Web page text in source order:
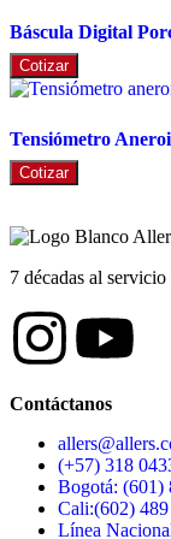
Báscula Digital
Cotizar
Tensiómetro
Cotizar
7 décadas al
Contáctanos
(+57) 318
Bogotá: (601)
Cali:(602)
Línea